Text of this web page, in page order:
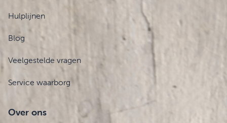
Hulplijnen
Blog
Veelgestelde vragen
Service waarborg
Over ons